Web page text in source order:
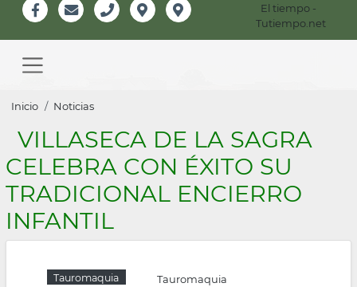
Información
Header
El tiempo -
Tutiempo.net
navigation
Sobrescribir
enlaces
de
ayuda
a
la
navegación
Inicio Noticias
VILLASECA DE LA SAGRA
CELEBRA CON ÉXITO SU
TRADICIONAL ENCIERRO
INFANTIL
Tauromaquia Tauromaquia